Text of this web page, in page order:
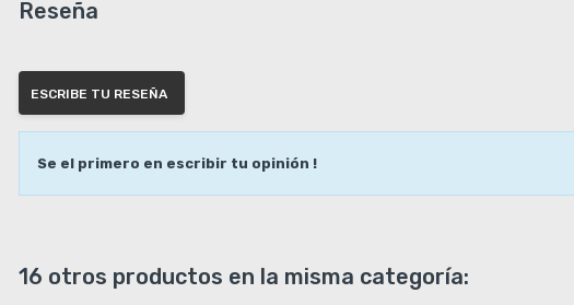
Reseña
ESCRIBE TU RESEÑA
Se el primero en escribir tu opinión !
16 otros productos en la misma categoría: